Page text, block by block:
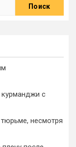
с
несмотря